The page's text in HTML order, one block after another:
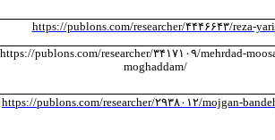
https://publons.com/researcher/۴۴۴۶۶۴۳/reza-yari
https://publons.com/researcher/۳۴۱۷۱۰۹/mehrdad-
moghaddam/
https://publons.com/researcher/۲۹۳۸۰۱۲/mojgan-